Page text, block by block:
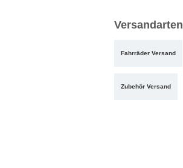
Versandarten
Fahrräder Versand
Zubehör Versand